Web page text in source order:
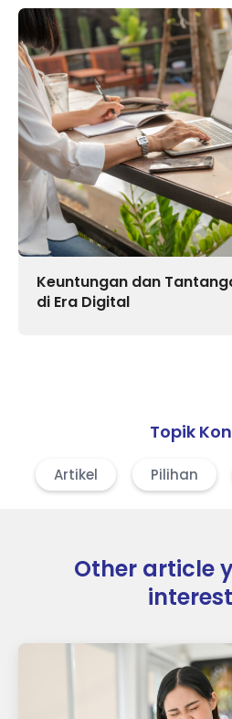
Keuntungan dan
di Era Digital
Topik
Artikel Pilihan
Other article